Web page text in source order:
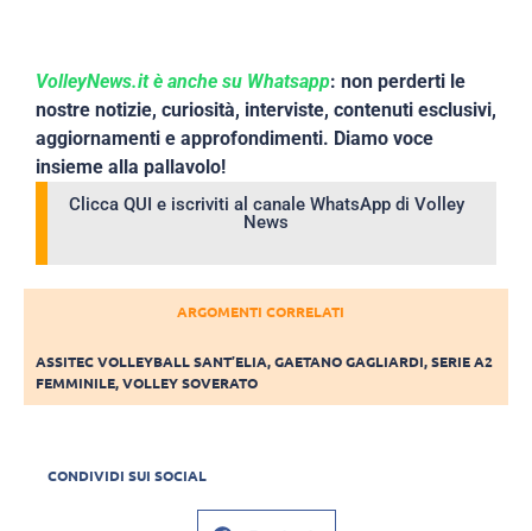
VolleyNews.it è anche su Whatsapp: non perderti le
nostre notizie, curiosità, interviste, contenuti esclusivi,
aggiornamenti e approfondimenti. Diamo voce
insieme alla pallavolo!
Clicca QUI e iscriviti al canale WhatsApp di Volley
News
ARGOMENTI CORRELATI
ASSITEC VOLLEYBALL SANT’ELIA,GAETANO GAGLIARDI,SERIE A2
FEMMINILE,VOLLEY SOVERATO
CONDIVIDI SUI SOCIAL